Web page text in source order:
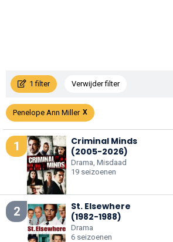
1 filter Verwijder filter
Penelope Ann Miller
1
Criminal Minds
(2005-2026)
Drama, Misdaad
19 seizoenen
2
St. Elsewhere
(1982-1988)
Drama
6 seizoenen